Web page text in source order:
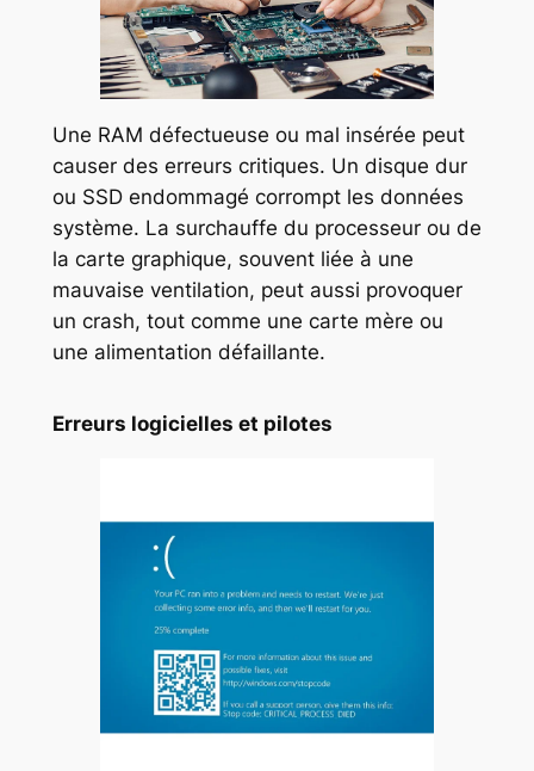
Une RAM défectueuse ou mal insérée peut
causer des erreurs critiques. Un disque dur
ou SSD endommagé corrompt les données
système. La surchauffe du processeur ou de
la carte graphique, souvent liée à une
mauvaise ventilation, peut aussi provoquer
un crash, tout comme une carte mère ou
une alimentation défaillante.
Erreurs logicielles et pilotes